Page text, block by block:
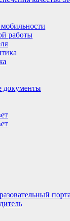
работы
документы